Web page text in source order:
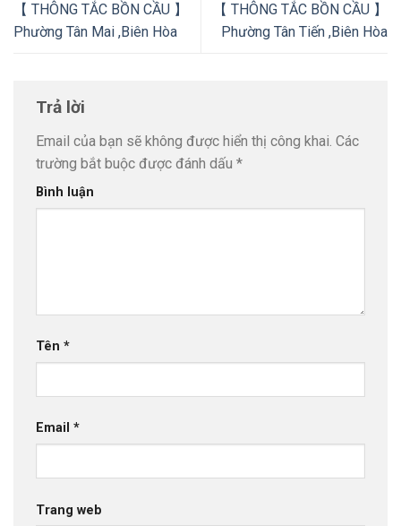
【 THÔNG TẮC BỒN CẦU 】
Phường Tân Mai ,Biên Hòa
【 THÔNG TẮC BỒN CẦU 】
Phường Tân Tiến ,Biên Hòa
Trả lời
Email của bạn sẽ không được hiển thị công khai. Các
trường bắt buộc được đánh dấu *
Bình luận
Tên *
Email *
Trang web